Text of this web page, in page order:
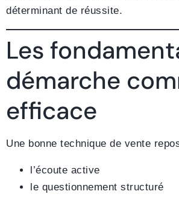
déterminant de réussite.
Les
démarche
efficace
Une bonne technique de vente
l’écoute active
le questionnement structuré